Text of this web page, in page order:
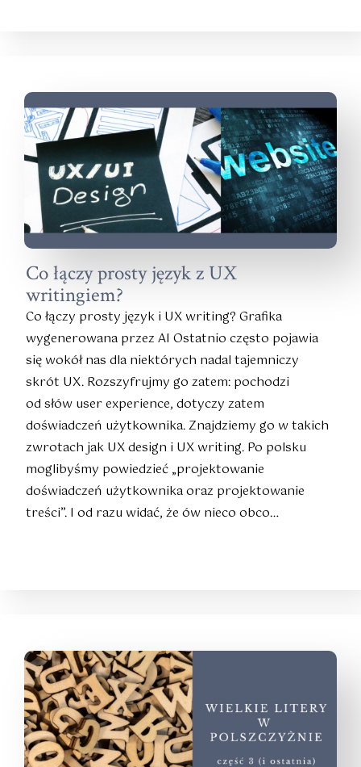
Co łączy prosty język z UX
writingiem?
Co łączy prosty język i UX writing? Grafika
wygenerowana przez AI Ostatnio często pojawia
się wokół nas dla niektórych nadal tajemniczy
skrót UX. Rozszyfrujmy go zatem: pochodzi
od słów user experience, dotyczy zatem
doświadczeń użytkownika. Znajdziemy go w takich
zwrotach jak UX design i UX writing. Po polsku
moglibyśmy powiedzieć „projektowanie
doświadczeń użytkownika oraz projektowanie
treści”. I od razu widać, że ów nieco obco…